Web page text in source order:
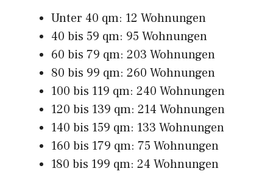
Unter 40 qm: 12 Wohnungen
40 bis 59 qm: 95 Wohnungen
60 bis 79 qm: 203 Wohnungen
80 bis 99 qm: 260 Wohnungen
100 bis 119 qm: 240 Wohnungen
120 bis 139 qm: 214 Wohnungen
140 bis 159 qm: 133 Wohnungen
160 bis 179 qm: 75 Wohnungen
180 bis 199 qm: 24 Wohnungen